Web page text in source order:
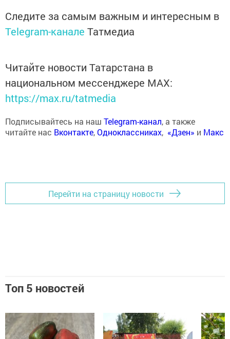
Следите за самым важным и интересным в
Telegram-канале Татмедиа
Читайте новости Татарстана в
национальном мессенджере MАХ:
https://max.ru/tatmedia
Подписывайтесь на наш Telegram-канал, а также
читайте нас Вконтакте,Одноклассниках, «Дзен» и Макс
Перейти на страницу новости
Топ 5 новостей